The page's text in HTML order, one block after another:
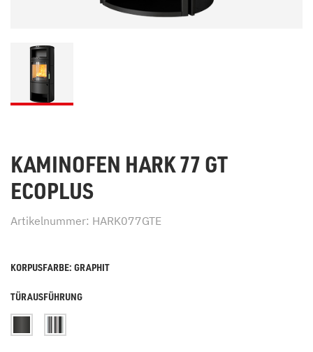
KAMINOFEN HARK 77 GT
ECOPLUS
Artikelnummer: HARK077GTE
KORPUSFARBE: GRAPHIT
TÜRAUSFÜHRUNG